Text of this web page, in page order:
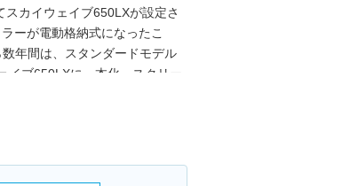
カイウェイブ650LXが設定さ
ーが電動格納式になったこ
年間は、スタンダードモデル
ブ650LXに一本化。スクリー
売された（2018年 生産終